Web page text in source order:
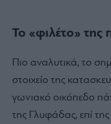
Το «φιλέτο» της
Πιο αναλυτικά, το
στοιχείο της
γωνιακό οικόπεδο
της Γλυφάδας, επί